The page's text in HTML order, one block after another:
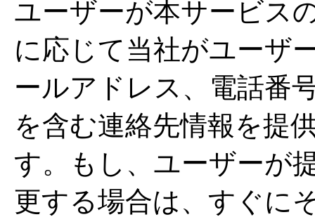
ユーザーが本サービス
に応じて当社がユーザ
ールアドレス、電話番
を含む連絡先情報を提
す。もし、ユーザーが
更する場合は、すぐに